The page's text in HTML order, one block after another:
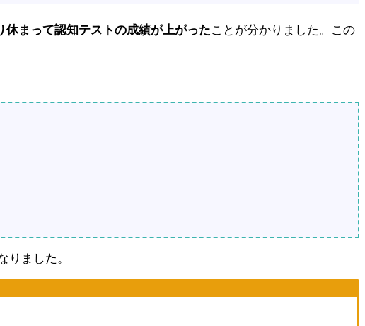
休まって認知テストの成績が上がったことが分かりました。この
ました。